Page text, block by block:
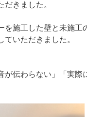
きました。
を施工した壁と未施
いただきました。
が伝わらない」「実